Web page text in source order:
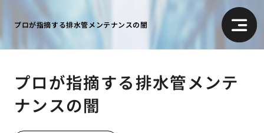
プロが指摘する排水管メンテナンスの闇
プロが指摘する排水管メンテ
ナンスの闇